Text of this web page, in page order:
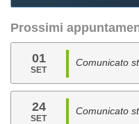
Prossimi
01
SET
Comunicato
24
SET
Comunicato